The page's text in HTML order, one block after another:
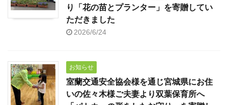
り「花の苗とプランター」を寄贈してい
ただきました
2026/6/24
お知らせ
室蘭交通安全協会様を通じ宮城県にお住
いの佐々木様ご夫妻より双葉保育所へ